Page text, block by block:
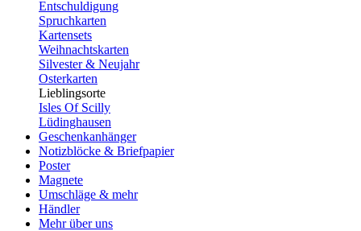
Entschuldigung
Spruchkarten
Kartensets
Weihnachtskarten
Silvester & Neujahr
Osterkarten
Lieblingsorte
Isles Of Scilly
Lüdinghausen
Geschenkanhänger
Notizblöcke & Briefpapier
Poster
Magnete
Umschläge & mehr
Händler
Mehr über uns